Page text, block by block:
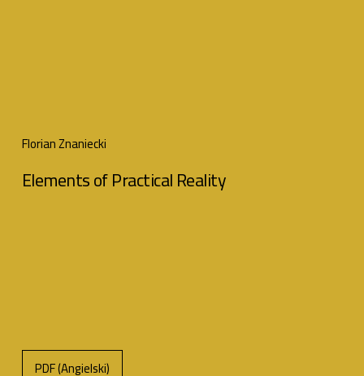
Florian Znaniecki
Elements of Practical Reality
PDF (Angielski)